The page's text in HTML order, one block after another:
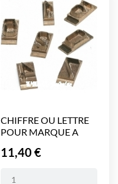
CHIFFRE OU LETTRE
POUR MARQUE A
Prix
11,40 €